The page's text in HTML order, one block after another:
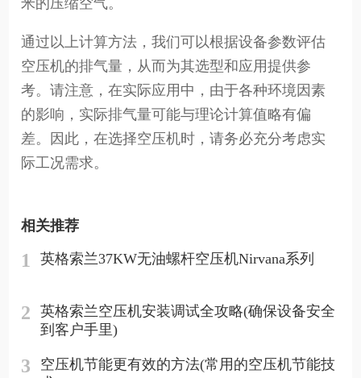
米的压缩空气。
通过以上计算方法，我们可以根据设备参数评估
空压机的排气量，从而为其选型和应用提供参
考。请注意，在实际应用中，由于各种环境因素
的影响，实际排气量可能与理论计算值略有偏
差。因此，在选择空压机时，请务必充分考虑实
际工况需求。
相关推荐
1 英格索兰37KW无油螺杆空压机Nirvana系列
2
英格索兰空压机安装调试全攻略(确保设备安全
到客户手里)
3
空压机节能更有效的方法(常用的空压机节能技